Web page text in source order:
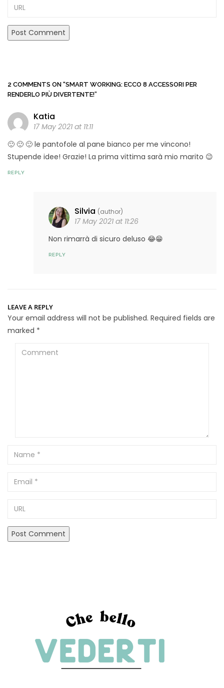
2 COMMENTS ON “SMART WORKING: ECCO 8 ACCESSORI PER
RENDERLO PIÙ DIVERTENTE!”
Katia
17 May 2021 at 11:11
🙂 🙂 🙂 le pantofole al pane bianco per me vincono!
Stupende idee! Grazie! La prima vittima sarà mio marito 😉
REPLY
Silvia (author)
17 May 2021 at 11:26
Non rimarrà di sicuro deluso 😂😁
REPLY
LEAVE A REPLY
Your email address will not be published. Required fields are
marked *
Comment
Name
Email